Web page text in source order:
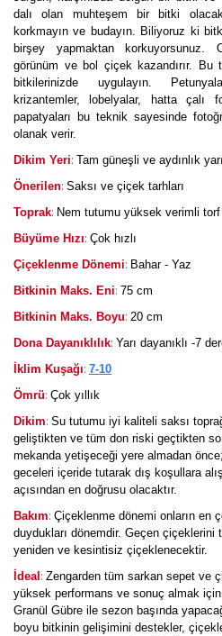
dalı olan muhteşem bir bitki
korkmayın ve budayın. Biliyoruz ki
birşey yapmaktan korkuyorsunuz.
görünüm ve bol çiçek kazandırır.
bitkilerinizde uygulayın.
krizantemler, lobelyalar, hatta çalı
papatyaları bu teknik sayesinde
olanak verir.
Dikim Yeri: Tam güneşli ve aydınlık
Önerilen: Saksı ve çiçek tarhları
Toprak: Nem tutumu yüksek verimli torf
Büyüme Hızı: Çok hızlı
Çiçeklenme Dönemi: Bahar - Yaz
Bitkinin Maks. Eni: 75 cm
Bitkinin Maks. Boyu: 20 cm
Dona Dayanıklılık: Yarı dayanıklı -7
İklim Kuşağı: 7-10
Ömrü: Çok yıllık
Dikim: Su tutumu iyi kaliteli saksı
geliştikten ve tüm don riski geçtikten
mekanda yetişeceği yere almadan
geceleri içeride tutarak dış koşullara
açısından en doğrusu olacaktır.
Bakım: Çiçeklenme dönemi onların en
duydukları dönemdir. Geçen
yeniden ve kesintisiz çiçeklenecektir.
İdeal : Zengarden tüm sarkan sepet ve
yüksek performans ve sonuç almak için
Granül Gübre ile sezon başında
boyu bitkinin gelişimini destekler,